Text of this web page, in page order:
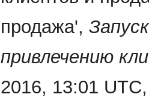
продажа',
привлечению
2016, 13:01